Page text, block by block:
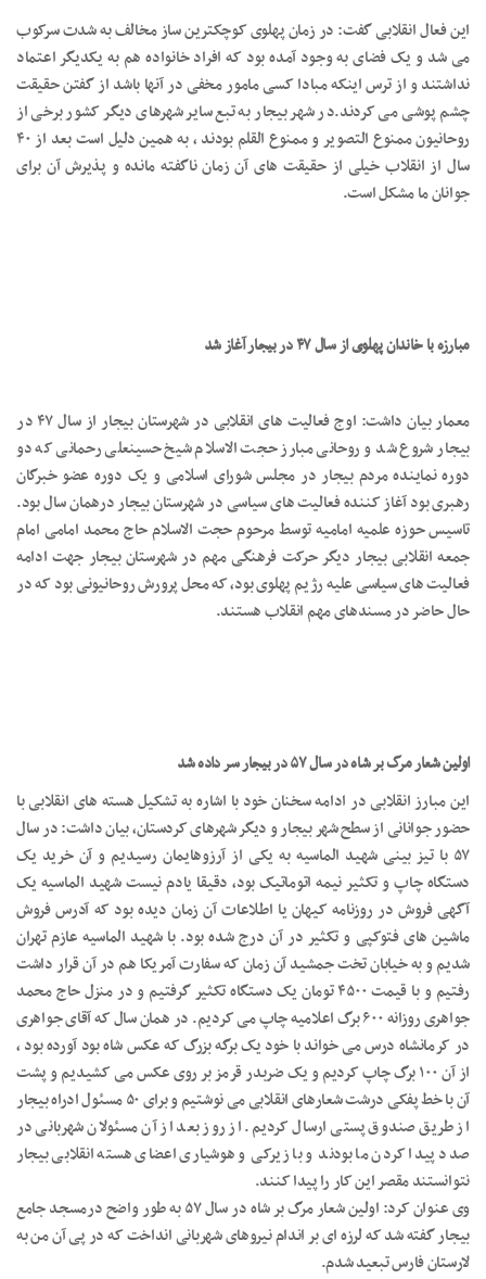
این فعال انقلابی گفت: در زمان پهلوی کوچکترین ساز مخالف به شدت سرکوب
می شد و یک فضای به وجود آمده بود که افراد خانواده هم به یکدیگر اعتماد
نداشتند و از ترس اینکه مبادا کسی مامور مخفی در آنها باشد از گفتن حقیقت
چشم پوشی می کردند.در شهر بیجار به تبع سایر شهرهای دیگر کشور برخی از
روحانیون ممنوع التصویر و ممنوع القلم بودند ، به همین دلیل است بعد از ۴۰
سال از انقلاب خیلی از حقیقت های آن زمان ناگفته مانده و پذیرش آن برای
جوانان ما مشکل است.
مبارزه با خاندان پهلوی از سال ۴۷ در بیجار آغاز شد
معمار بیان داشت: اوج فعالیت های انقلابی در شهرستان بیجار از سال ۴۷ در
بیجار شروع شد و روحانی مبارز حجت الاسلام شیخ حسینعلی رحمانی که دو
دوره نماینده مردم بیجار در مجلس شورای اسلامی و یک دوره عضو خبرگان
رهبری بود آغاز کننده فعالیت های سیاسی در شهرستان بیجار درهمان سال بود.
تاسیس حوزه علمیه امامیه توسط مرحوم حجت الاسلام حاج محمد امامی امام
جمعه انقلابی بیجار دیگر حرکت فرهنگی مهم در شهرستان بیجار جهت ادامه
فعالیت های سیاسی علیه رژیم پهلوی بود، که محل پرورش روحانیونی بود که در
حال حاضر در مسندهای مهم انقلاب هستند.
اولین شعار مرگ بر شاه در سال ۵۷ در بیجار سر داده شد
این مبارز انقلابی در ادامه سخنان خود با اشاره به تشکیل هسته های انقلابی با
حضور جوانانی از سطح شهر بیجار و دیگر شهرهای کردستان، بیان داشت: در سال
۵۷ با تیز بینی شهید الماسیه به یکی از آرزوهایمان رسیدیم و آن خرید یک
دستگاه چاپ و تکثیر نیمه اتوماتیک بود، دقیقا یادم نیست شهید الماسیه یک
آگهی فروش در روزنامه کیهان یا اطلاعات آن زمان دیده بود که آدرس فروش
ماشین های فتوکپی و تکثیر در آن درج شده بود. با شهید الماسیه عازم تهران
شدیم و به خیابان تخت جمشید آن زمان که سفارت آمریکا هم در آن قرار داشت
رفتیم و با قیمت ۴۵۰۰ تومان یک دستگاه تکثیر گرفتیم و در منزل حاج محمد
جواهری روزانه ۶۰۰ برگ اعلامیه چاپ می کردیم. در همان سال که آقای جواهری
در کرمانشاه درس می خواند با خود یک برگه بزرگ که عکس شاه بود آورده بود ،
از آن ۱۰۰ برگ چاپ کردیم و یک ضربدر قرمز بر روی عکس می کشیدیم و پشت
آن با خط پفکی درشت شعارهای انقلابی می نوشتیم و برای ۵۰ مسئول ادراه بیجار
از طریق صندوق پستی ارسال کردیم. از روز بعد از آن مسئولان شهربانی در
صدد پیدا کردن ما بودند و با زیرکی و هوشیاری اعضای هسته انقلابی بیجار
نتوانستند مقصر این کار را پیدا کنند.
وی عنوان کرد: اولین شعار مرگ بر شاه در سال ۵۷ به طور واضح درمسجد جامع
بیجار گفته شد که لرزه ای بر اندام نیروهای شهربانی انداخت که در پی آن من به
لارستان فارس تبعید شدم.